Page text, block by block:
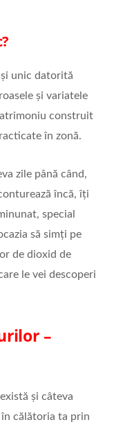
unic datorită
și variatele
construit
în zonă.
zile până când,
încă, îți
special
să simți pe
de dioxid de
le vei descoperi
–
și câteva
în călătoria ta prin